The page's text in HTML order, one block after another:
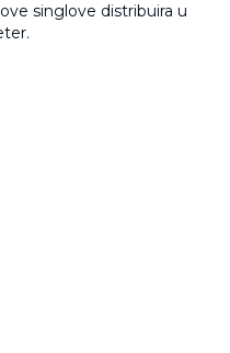
singlove distribuira u